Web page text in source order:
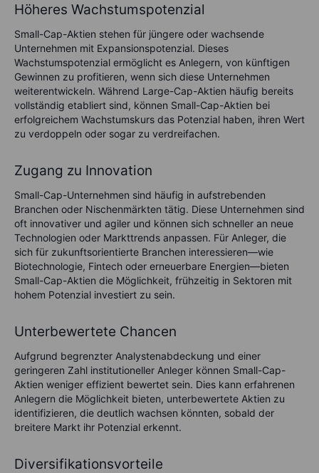
Höheres Wachstumspotenzial
Small-Cap-Aktien stehen für jüngere oder wachsende
Unternehmen mit Expansionspotenzial. Dieses
Wachstumspotenzial ermöglicht es Anlegern, von künftigen
Gewinnen zu profitieren, wenn sich diese Unternehmen
weiterentwickeln. Während Large-Cap-Aktien häufig bereits
vollständig etabliert sind, können Small-Cap-Aktien bei
erfolgreichem Wachstumskurs das Potenzial haben, ihren Wert
zu verdoppeln oder sogar zu verdreifachen.
Zugang zu Innovation
Small-Cap-Unternehmen sind häufig in aufstrebenden
Branchen oder Nischenmärkten tätig. Diese Unternehmen sind
oft innovativer und agiler und können sich schneller an neue
Technologien oder Markttrends anpassen. Für Anleger, die
sich für zukunftsorientierte Branchen interessieren—wie
Biotechnologie, Fintech oder erneuerbare Energien—bieten
Small-Cap-Aktien die Möglichkeit, frühzeitig in Sektoren mit
hohem Potenzial investiert zu sein.
Unterbewertete Chancen
Aufgrund begrenzter Analystenabdeckung und einer
geringeren Zahl institutioneller Anleger können Small-Cap-
Aktien weniger effizient bewertet sein. Dies kann erfahrenen
Anlegern die Möglichkeit bieten, unterbewertete Aktien zu
identifizieren, die deutlich wachsen könnten, sobald der
breitere Markt ihr Potenzial erkennt.
Diversifikationsvorteile